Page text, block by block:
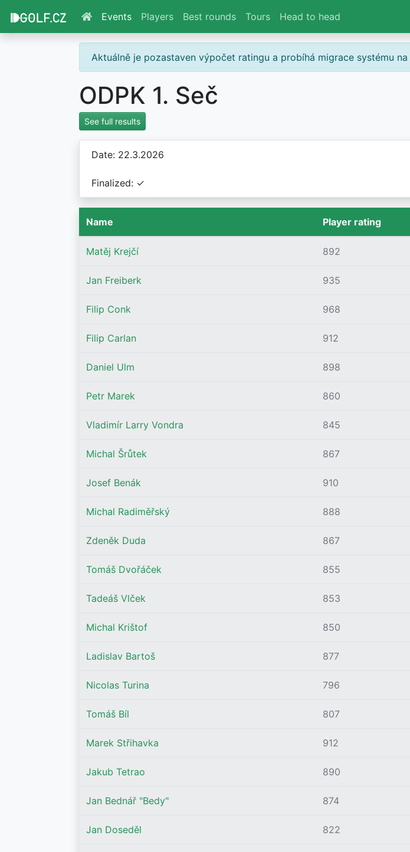
Events Players Best rounds Tours Head to head
Aktuálně je pozastaven výpočet ratingu a probíhá migrace systému na
ODPK 1. Seč
See full results
Date: 22.3.2026
Finalized: ✓
Name Player rating
Matěj Krejčí 892
Jan Freiberk 935
Filip Conk 968
Filip Carlan 912
Daniel Ulm 898
Petr Marek 860
Vladimír Larry Vondra 845
Michal Šrůtek 867
Josef Benák 910
Michal Radiměřský 888
Zdeněk Duda 867
Tomáš Dvořáček 855
Tadeáš Vlček 853
Michal Krištof 850
Ladislav Bartoš 877
Nicolas Turina 796
Tomáš Bíl 807
Marek Střihavka 912
Jakub Tetrao 890
Jan Bednář "Bedy" 874
Jan Doseděl 822